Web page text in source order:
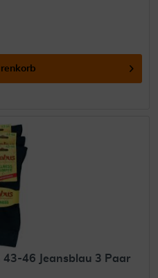
43-46 Jeansblau 3 Paar